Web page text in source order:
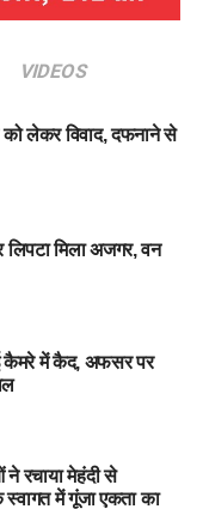
VIDEOS
को लेकर विवाद, दफनाने से
लिपटा मिला अजगर, वन
कैमरे में कैद, अफसर पर
ने रचाया मेहंदी से
स्वागत में गूंजा एकता का